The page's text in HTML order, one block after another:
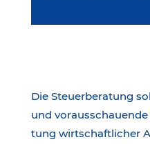
Die Steu­er­be­ra­tung
und
tung wirt­schaft­li­cher